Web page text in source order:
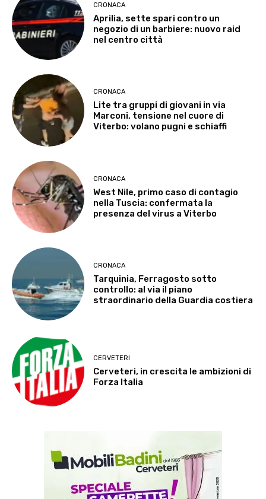
CRONACA
Aprilia, sette spari contro un
negozio di un barbiere: nuovo raid
nel centro città
CRONACA
Lite tra gruppi di giovani in via
Marconi, tensione nel cuore di
Viterbo: volano pugni e schiaffi
CRONACA
West Nile, primo caso di contagio
nella Tuscia: confermata la
presenza del virus a Viterbo
CRONACA
Tarquinia, Ferragosto sotto
controllo: al via il piano
straordinario della Guardia costiera
CERVETERI
Cerveteri, in crescita le ambizioni di
Forza Italia